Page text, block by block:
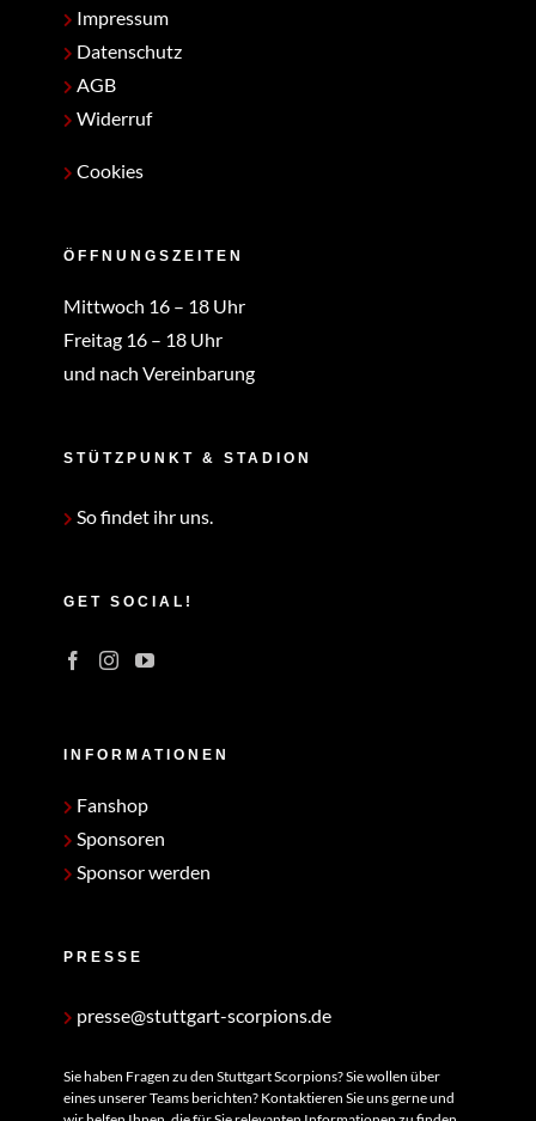
Impressum
Datenschutz
AGB
Widerruf
Cookies
ÖFFNUNGSZEITEN
Mittwoch 16 – 18 Uhr
Freitag 16 – 18 Uhr
und nach Vereinbarung
STÜTZPUNKT & STADION
So findet ihr uns.
GET SOCIAL!
INFORMATIONEN
Fanshop
Sponsoren
Sponsor werden
PRESSE
presse@stuttgart-scorpions.de
Sie haben Fragen zu den Stuttgart Scorpions? Sie wollen über
eines unserer Teams berichten? Kontaktieren Sie uns gerne und